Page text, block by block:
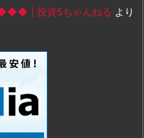
| 投資5ちゃんねる より